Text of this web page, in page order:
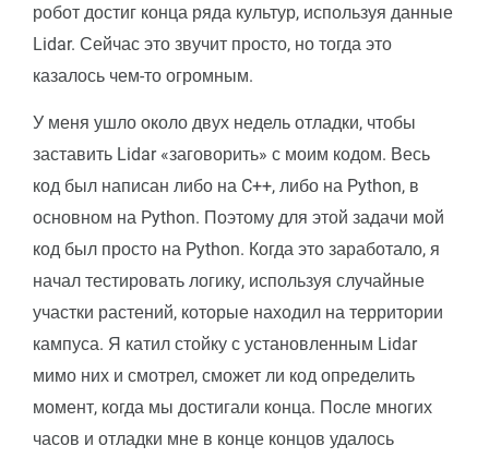
робот достиг конца ряда культур, используя данные
Lidar. Сейчас это звучит просто, но тогда это
казалось чем-то огромным.
У меня ушло около двух недель отладки, чтобы
заставить Lidar «заговорить» с моим кодом. Весь
код был написан либо на C++, либо на Python, в
основном на Python. Поэтому для этой задачи мой
код был просто на Python. Когда это заработало, я
начал тестировать логику, используя случайные
участки растений, которые находил на территории
кампуса. Я катил стойку с установленным Lidar
мимо них и смотрел, сможет ли код определить
момент, когда мы достигали конца. После многих
часов и отладки мне в конце концов удалось